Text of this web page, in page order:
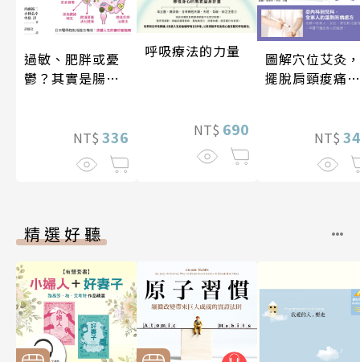
過敏、肥胖或憂
鬱？其實是腸道
NT$ 336
呼吸療法的力量
NT$ 690
圖解穴位艾灸，
擺脫肩頸痠痛、
NT$
精選好聽